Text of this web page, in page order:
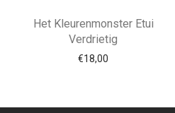
Het Kleurenmonster Etui
Verdrietig
€18,00